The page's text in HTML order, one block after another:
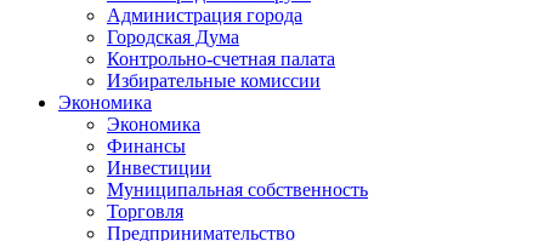
Администрация города
Городская Дума
Контрольно-счетная палата
Избирательные комиссии
Экономика
Экономика
Финансы
Инвестиции
Муниципальная собственность
Торговля
Предпринимательство